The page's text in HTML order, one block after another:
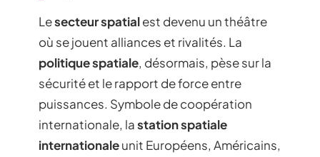
Lesecteur spatialest devenu un théâtre
où se jouent alliances et rivalités. La
politique spatiale, désormais, pèse sur la
sécurité et le rapport de force entre
puissances. Symbole de coopération
internationale, lastation spatiale
internationaleunit Européens, Américains,